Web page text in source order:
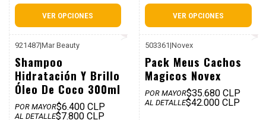
VER OPCIONES VER OPCIONES
921487|Mar Beauty
Shampoo
Hidratación Y Brillo
Óleo De Coco 300ml
POR MAYOR$6.400 CLP
AL DETALLE$7.800 CLP
503361|Novex
Pack Meus Cachos
Magicos Novex
POR MAYOR$35.680 CLP
AL DETALLE$42.000 CLP